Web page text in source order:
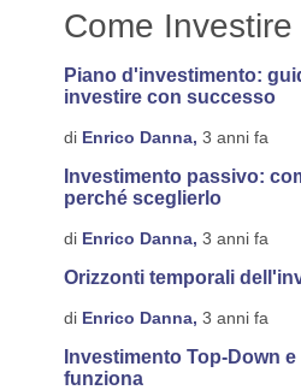
Come Investire
Piano d'investimento:
investire con successo
di Enrico Danna, 3 anni fa
Investimento passivo:
perché sceglierlo
di Enrico Danna, 3 anni fa
Orizzonti temporali
di Enrico Danna, 3 anni fa
Investimento Top-Down
funziona